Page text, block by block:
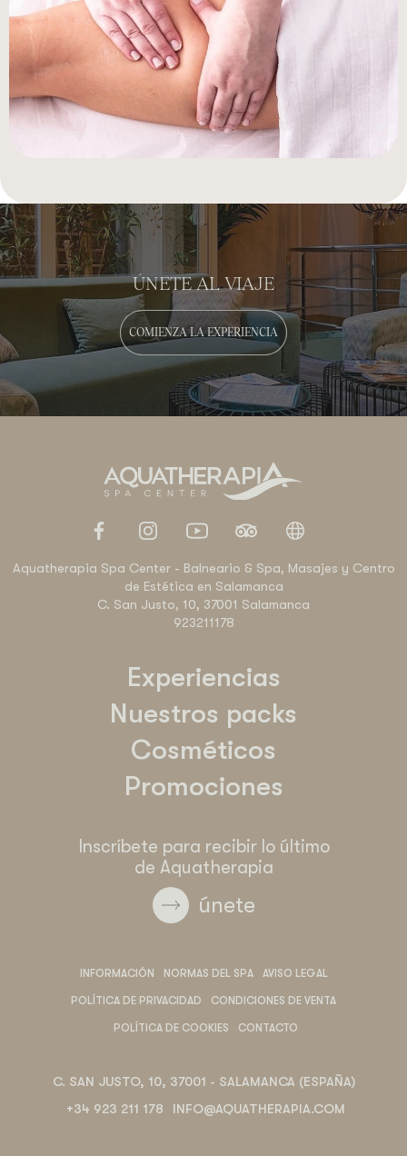
ÚNETE AL VIAJE
COMIENZA LA EXPERIENCIA
Aquatherapia Spa Center - Balneario & Spa, Masajes y Centro
de Estética en Salamanca
C. San Justo, 10, 37001 Salamanca
923211178
Experiencias
Nuestros packs
Cosméticos
Promociones
Inscríbete para recibir lo último
de Aquatherapia
únete
INFORMACIÓN NORMAS DEL SPA AVISO LEGAL
POLÍTICA DE PRIVACIDAD CONDICIONES DE VENTA
POLÍTICA DE COOKIES CONTACTO
C. SAN JUSTO, 10, 37001 - SALAMANCA (ESPAÑA)
+34 923 211 178
INFO@AQUATHERAPIA.COM